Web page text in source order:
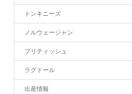
トンキニーズ
ノルウェージャン
ブリティッシュ
ラグドール
出産情報